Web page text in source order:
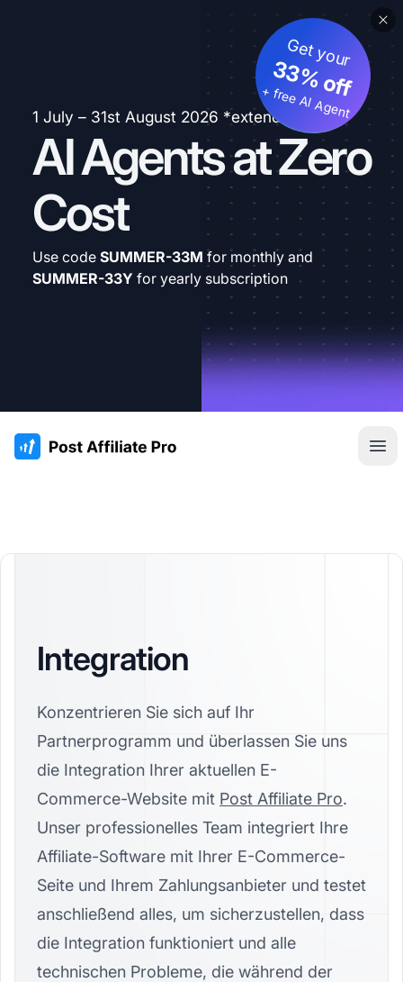
1 July – 31st August 2026 *extended
AI Agents at Zero
Cost
Get your
33% off
+ free AI Agent
Use code SUMMER-33M for monthly and
SUMMER-33Y for yearly subscription
:site.title
Integration
Konzentrieren Sie sich auf Ihr
Partnerprogramm und überlassen Sie uns
die Integration Ihrer aktuellen E-
Commerce-Website mit Post Affiliate Pro.
Unser professionelles Team integriert Ihre
Affiliate-Software mit Ihrer E-Commerce-
Seite und Ihrem Zahlungsanbieter und testet
anschließend alles, um sicherzustellen, dass
die Integration funktioniert und alle
technischen Probleme, die während der